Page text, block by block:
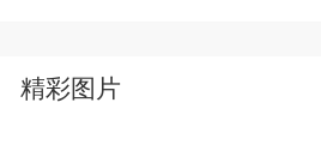
精彩图片